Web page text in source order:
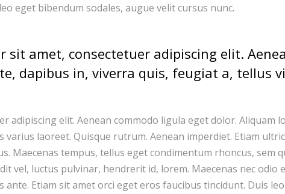
eget bibendum sodales, augue velit cursus nunc.
sit amet, consectetuer adipiscing elit.
dapibus in, viverra quis, feugiat a, tellus
adipiscing elit. Aenean commodo ligula eget dolor. Aliquam
varius laoreet. Quisque rutrum. Aenean imperdiet. Etiam
Maecenas tempus, tellus eget condimentum rhoncus, sem
vel, luctus pulvinar, hendrerit id, lorem. Maecenas nec
Etiam sit amet orci eget eros faucibus tincidunt. Duis